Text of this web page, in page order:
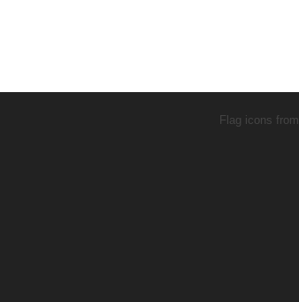
Flag icons from